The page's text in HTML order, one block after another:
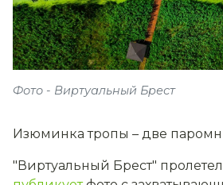
Фото - Виртуальный Брест
Изюминка тропы – две
"Виртуальный Брест"